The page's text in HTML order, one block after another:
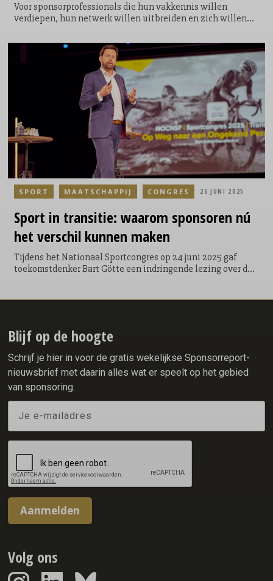
Voor sponsorprofessionals die hun vakkennis willen
verdiepen, hun netwerk willen uitbreiden en zich willen
nazomer een unieke kans: de SponsorReport Studiereis naar
Denver. Van zaterdag 6 tot en met donderdag 11 september
2025 reist een selecte groep Nederlandse sponsormanagers,
marketeers, specialisten en rechtenhouders naar de
Verenigde Staten voor een bezoek aan de Sponsorship
Mastery Summit van de Sponsorship Marketing
Association. Of zoals ze zelf zeggen: "Where the industry
comes together to master, innovate, and reimagine
sponsorship
Sport in transitie: waarom sponsoren nú
het verschil kunnen maken
Tijdens het Nationaal Sportcongres op 24 juni 2025 gaf
toekomstdenker Bart Götte een indringende lezing over de
sponsoren die niet alleen hun merk willen versterken, maar
SPORT MAATSCHAPPIJ CONGRES 26 JUNI 2025
Blijf op de hoogte
Schrijf je hier in voor de gratis wekelijkse Sponsorreport-
nieuwsbrief met daarin alles wat er speelt op het gebied
van sponsoring.
Aanmelden
Volg ons